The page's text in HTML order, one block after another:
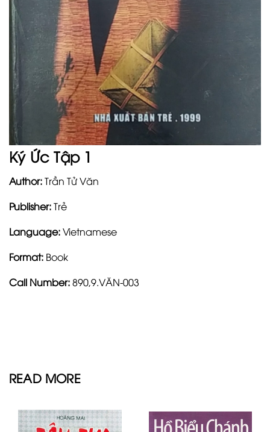
Ký Ức Tập 1
Author:Trần Tử Văn
Publisher:Trẻ
Language:Vietnamese
Format: Book
Call Number:890,9.VĂN-003
READ MORE